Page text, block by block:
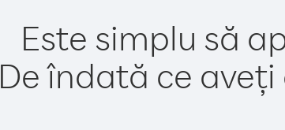
Este simplu să
De îndată ce